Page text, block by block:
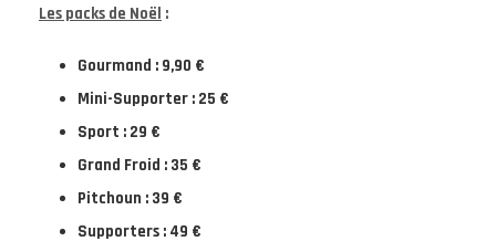
Les packs de Noël :
Gourmand : 9,90 €
Mini-Supporter : 25 €
Sport : 29 €
Grand Froid : 35 €
Pitchoun : 39 €
Supporters : 49 €